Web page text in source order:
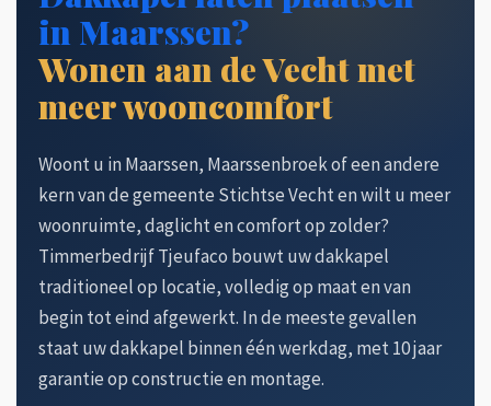
in Maarssen?
Wonen aan de Vecht met
meer wooncomfort
Woont u in Maarssen, Maarssenbroek of een andere
kern van de gemeente Stichtse Vecht en wilt u meer
woonruimte, daglicht en comfort op zolder?
Timmerbedrijf Tjeufaco bouwt uw dakkapel
traditioneel op locatie, volledig op maat en van
begin tot eind afgewerkt. In de meeste gevallen
staat uw dakkapel binnen één werkdag, met 10 jaar
garantie op constructie en montage.